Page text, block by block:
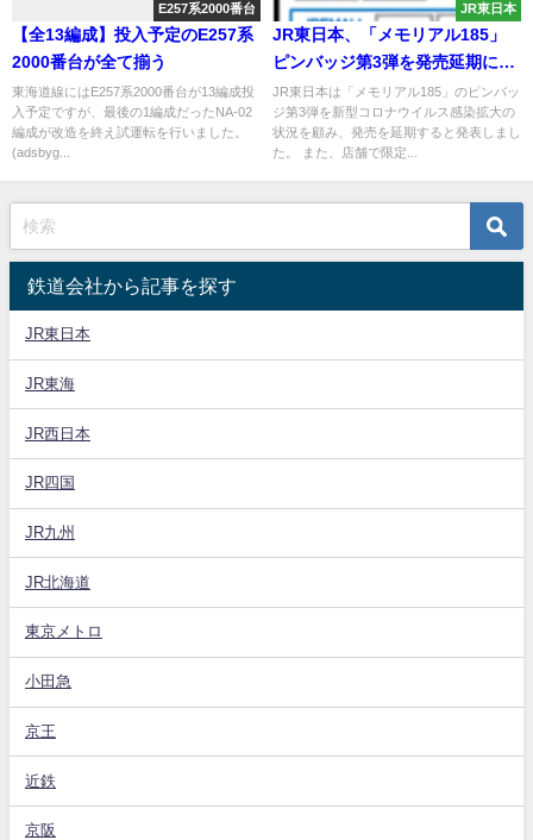
E257系2000番台
【全13編成】投入予定のE257系
2000番台が全て揃う
東海道線にはE257系2000番台が13編成投
入予定ですが、最後の1編成だったNA-02
編成が改造を終え試運転を行いました。
(adsbyg...
JR東日本
JR東日本、「メモリアル185」
ピンバッジ第3弾を発売延期に
新型コロナウイルス影響
JR東日本は「メモリアル185」のピンバッ
ジ第3弾を新型コロナウイルス感染拡大の
状況を顧み、発売を延期すると発表しまし
た。 また、店舗で限定...
鉄道会社から記事を探す
JR東日本
JR東海
JR西日本
JR四国
JR九州
JR北海道
東京メトロ
小田急
京王
近鉄
京阪